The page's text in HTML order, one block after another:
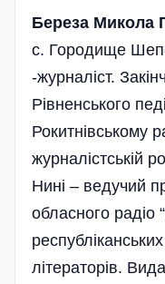
Береза Микола
с. Городище
-журналіст.
Рівненського
Рокитнівському
журналістській
Нині – ведучий
обласного радіо
літераторів.